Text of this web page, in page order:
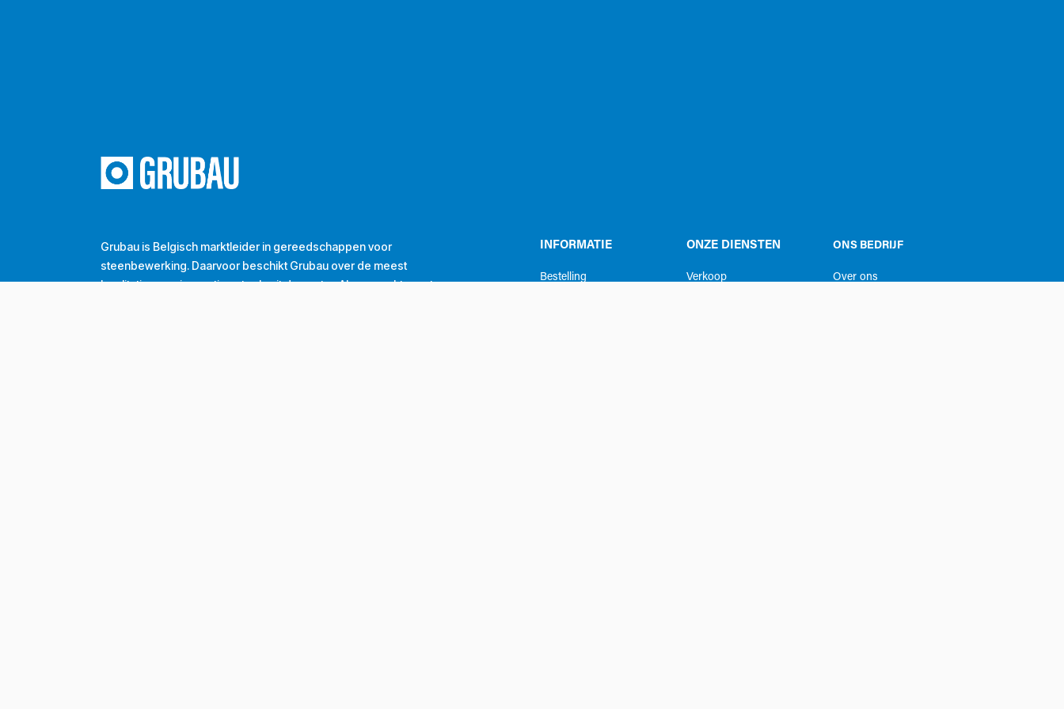
INFORMATIE
Bestelling
ONZE DIENSTEN
Verkoop
ONS BEDRIJF
Over ons
Grubau is Belgisch marktleider in gereedschappen voor
steenbewerking. Daarvoor beschikt Grubau over de meest
kwalitatieve en innovatieve tools uit de sector. Als een echte partner